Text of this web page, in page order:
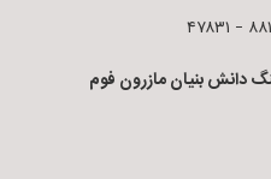
دانش بنیان مازرون فوم